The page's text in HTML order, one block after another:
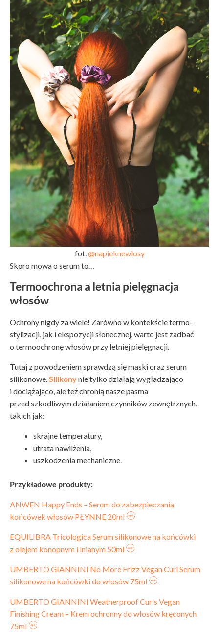
fot. @napieknewlosy
Skoro mowa o serum to…
Termoochrona a letnia pielęgnacja
włosów
Ochrony nigdy za wiele! Zarówno w kontekście termo-
stylizacji, jak i ekspozycji słonecznej, warto jest zadbać
o termoochronę włosów przy letniej pielęgnacji.
Tutaj z powodzeniem sprawdzą się maski oraz serum
silikonowe. Silikonynie tylko działają wygładzająco
i dociążająco, ale też chronią nasze pasma
przed szkodliwym działaniem czynników zewnętrznych,
takich jak:
skrajne temperatury,
utrata nawilżenia,
uszkodzenia mechaniczne.
Przykładowe produkty:
ANWEN Happy Ends – Serum do zabezpieczania
końcówek włosów PŁYNNE 20ml
EQUILIBRA Tricologica Serum silikonowe na końcówki
z olejem konopnym i lnianym 50ml
UMBERTO GIANNINI No More Frizz Vegan Curl Serum
silikonowe na końcówki do włosów 75ml
UMBERTO GIANNINI Weatherproof Curls Vegan
Finishing Cream – Krem ochronny do włosów kręconych
75ml